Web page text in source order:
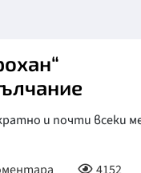
и почти всеки